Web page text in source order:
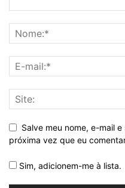
Salve meu nome, e-mail
próxima vez que eu
Sim, adicionem-me à lista.